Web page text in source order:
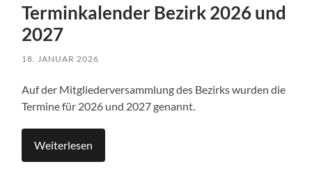
Terminkalender Bezirk 2026 und
2027
18. JANUAR 2026
Auf der Mitgliederversammlung des Bezirks wurden die
Termine für 2026 und 2027 genannt.
Weiterlesen